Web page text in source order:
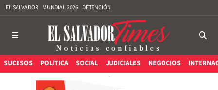
EL SALVADOR MUNDIAL 2026 DETENCIÓN
SUCESOS POLÍTICA SOCIAL JUDICIALES NEGOCIOS